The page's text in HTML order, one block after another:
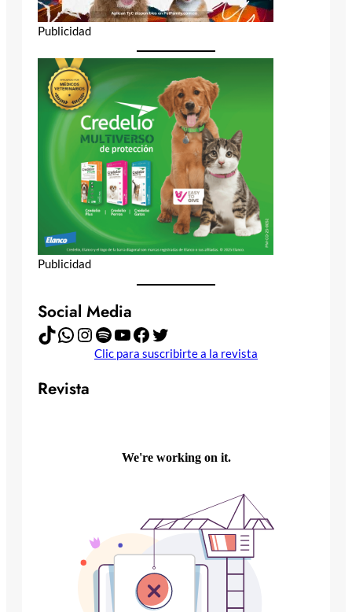
Publicidad
Publicidad
Social Media
TikTok WhatsApp Instagram Spotify YouTube Facebook Twitter
Clic para suscribirte a la revista
Revista